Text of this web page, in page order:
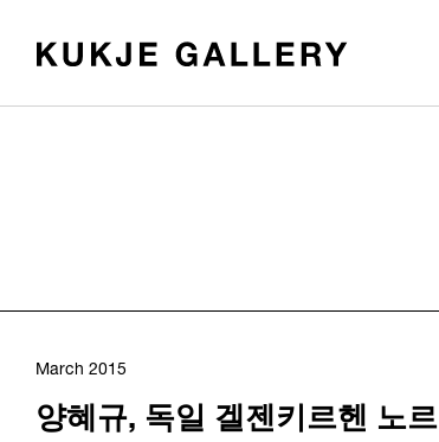
March 2015
양혜규, 독일 겔젠키르헨 노